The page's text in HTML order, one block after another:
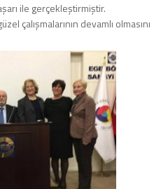
ile gerçekleştirmiştir.
çalışmalarının devamlı olmasını